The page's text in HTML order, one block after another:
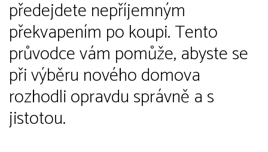
předejdete nepříjemným
překvapením po koupi. Tento
průvodce vám pomůže, abyste se
při výběru nového domova
rozhodli opravdu správně a s
jistotou.